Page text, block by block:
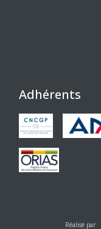
Adhérents
Réalisé par